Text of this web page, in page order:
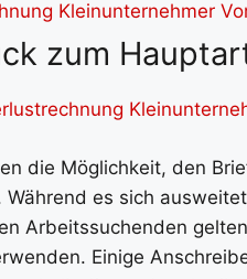
zum
die Möglichkeit, den
es sich
Arbeitssuchenden
Einige